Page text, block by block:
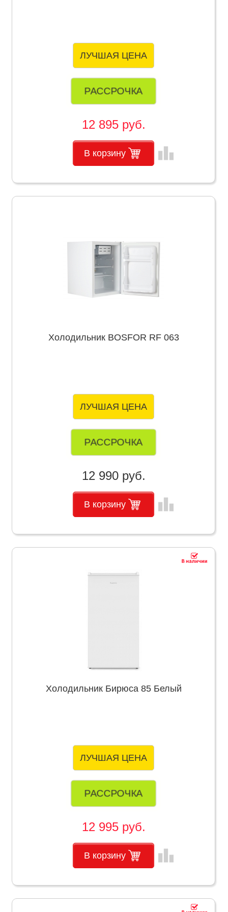
ЛУЧШАЯ ЦЕНА
РАССРОЧКА
12 895 руб.
В корзину leaderboard
Холодильник BOSFOR RF 063
ЛУЧШАЯ ЦЕНА
РАССРОЧКА
12 990 руб.
В корзину leaderboard
Холодильник Бирюса 85 Белый
ЛУЧШАЯ ЦЕНА
РАССРОЧКА
12 995 руб.
В корзину leaderboard